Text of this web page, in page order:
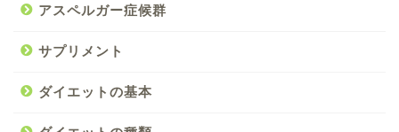
アスペルガー症候群
サプリメント
ダイエットの基本